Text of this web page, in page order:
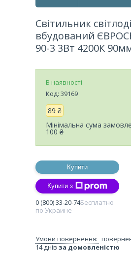
Світильник
вбудований
90-3 3Вт 4200К
В наявності
Код: 39169
89 ₴
Мінімальна сума
100 ₴
Купити
Купити з
0 (800) 33-20-74Бесплатно
по Украине
14 днів за домовленістю